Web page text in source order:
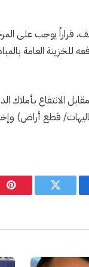
قراراً يوجب على
العامة
قطع أراض)
تويتر